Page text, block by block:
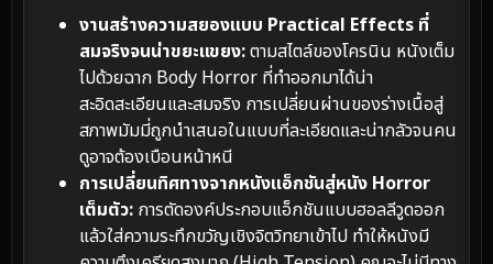
งานสร้างความสยองแบบ Practical Effects ที่
สมจริงจนน่าขยะแขยง:ตามสไตล์ของโครนิน หนังเต็ม
ไปด้วยฉาก Body Horror ที่ทำออกมาได้น่า
สะอิดสะเอียนและสมจริง การเปลี่ยนผ่านของร่างเนื้อสู่
สภาพมัมมี่ถูกนำเสนอในแบบที่ละเอียดและน่ากลัวจนคน
ดูอาจต้องเบือนหน้าหนี
การเปลี่ยนทิศทางจากหนังแอ็กชันสู่หนัง Horror
เต็มตัว: การตัดองค์ประกอบแอ็กชันแบบฮอลลีวูดออก
แล้วใส่ความระทึกขวัญเชิงจิตวิทยาเข้าไป ทำให้หนังมี